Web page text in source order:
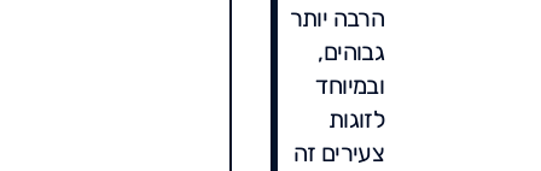
הרבה יותר
גבוהים,
ובמיוחד
לזוגות
צעירים זה